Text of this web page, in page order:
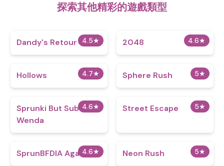
探索其他精彩的遊戲類型
4.5★
Dandy's Retour 4.6★
2048
4.7★
Hollows 5★
Sphere Rush
4.6★
Sprunki But Subter
Wenda
5★
Street Escape
4.6★
SprunBFDIA Again 5★
Neon Rush